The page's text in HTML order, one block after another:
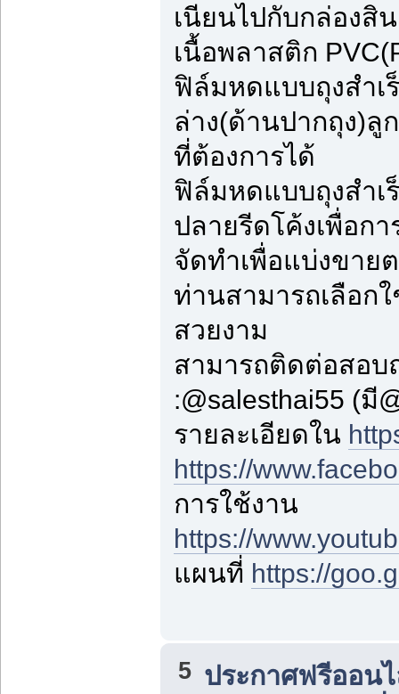
เนียนไปกับกล่องสิ
เนื้อพลาสติก
ฟิล์มหดแบบถุงสำเ
ล่าง(ด้านปากถุง)ลู
ที่ต้องการได้
ฟิล์มหดแบบถุงสำเ
ปลายรีดโค้งเพื่อก
จัดทำเพื่อแบ่งขา
ท่านสามารถเลือก
สวยงาม
สามารถติดต่อสอบ
:@salesthai55 (มี
รายละเอียดใน
https://
การใช้งาน
https://
แผนที่ https://
5 ประกาศฟรีออน